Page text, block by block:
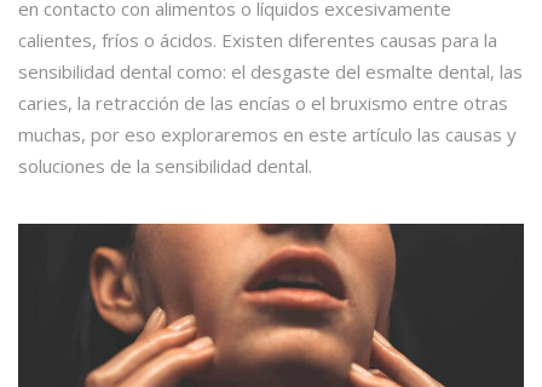
en contacto con alimentos o líquidos excesivamente
calientes, fríos o ácidos. Existen diferentes causas para la
sensibilidad dental como: el desgaste del esmalte dental, las
caries, la retracción de las encías o el bruxismo entre otras
muchas, por eso exploraremos en este artículo las causas y
soluciones de la sensibilidad dental.